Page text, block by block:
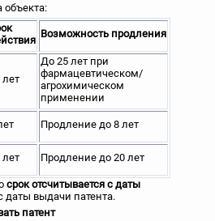
объекта:
Возможность продления
лет
До 25 лет при
фармацевтическом/
агрохимическом
применении
Продление до 8 лет
лет Продление до 20 лет
срок отсчитывается с даты
даты выдачи патента.
патент